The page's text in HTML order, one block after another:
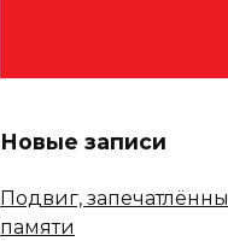
Новые записи
Подвиг,
памяти